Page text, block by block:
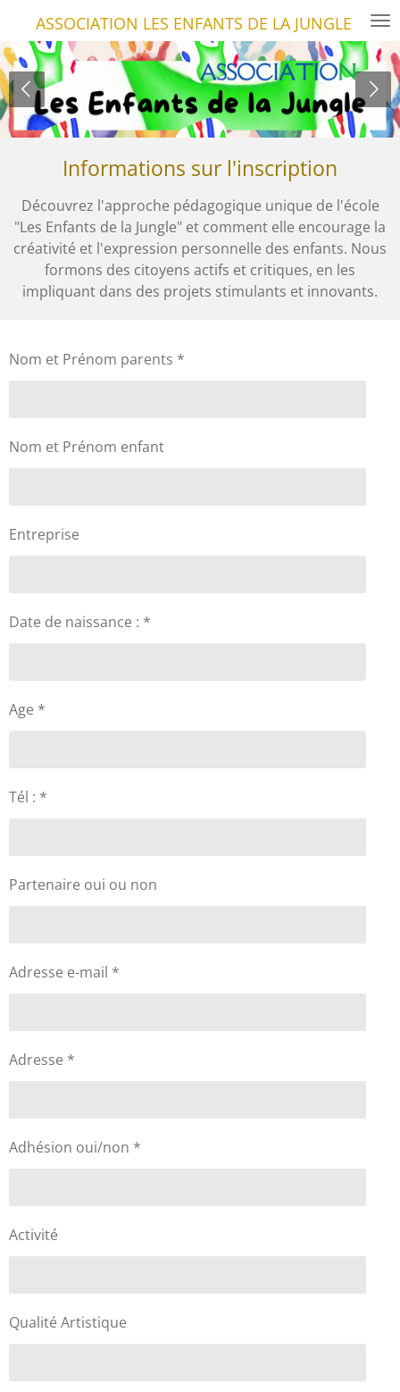
Passer
contenu
principal
ASSOCIATION LES ENFANTS DE LA JUNGLE
Informations sur l'inscription
Découvrez l'approche pédagogique unique de l'école
"Les Enfants de la Jungle" et comment elle encourage la
créativité et l'expression personnelle des enfants. Nous
formons des citoyens actifs et critiques, en les
impliquant dans des projets stimulants et innovants.
Nom et Prénom parents *
Nom et Prénom enfant
Entreprise
Date de naissance : *
Age *
Tél : *
Partenaire oui ou non
Adresse e-mail *
Adresse *
Adhésion oui/non *
Activité
Qualité Artistique